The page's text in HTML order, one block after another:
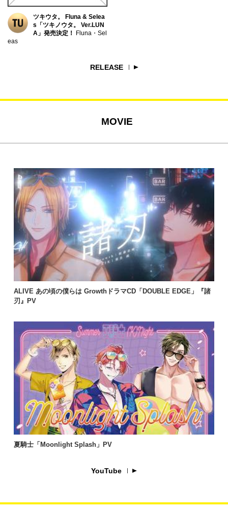
ツキウタ。 Fluna & Selea
s「ツキノウタ。 Ver.LUN
A」発売決定！
Fluna・Sel
eas
RELEASE
MOVIE
ALIVE あの頃の僕らは GrowthドラマCD「DOUBLE EDGE」『諸
刃』PV
夏騎士「Moonlight Splash」PV
YouTube